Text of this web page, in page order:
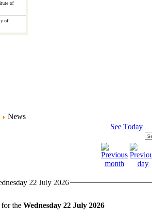
of
of
News
See Today
22 July 2026
the Wednesday 22 July 2026